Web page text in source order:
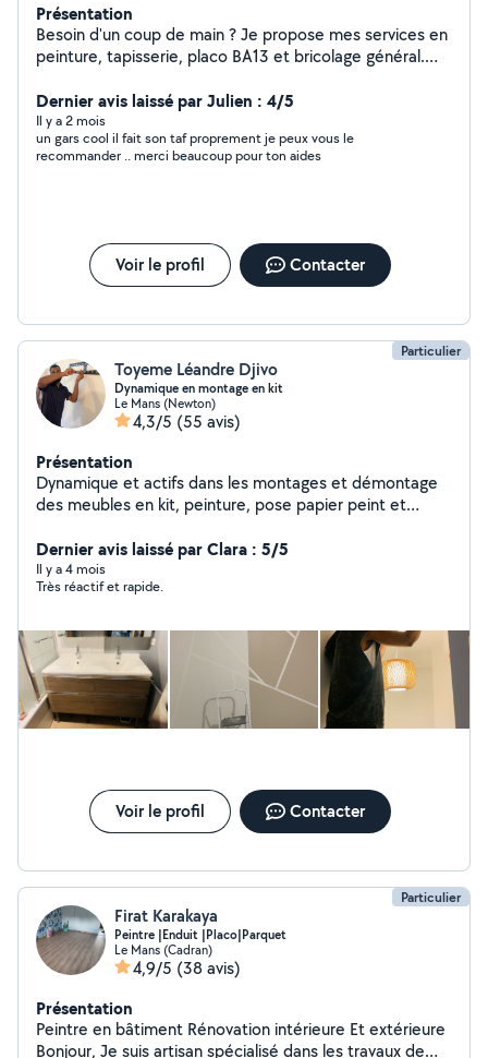
Présentation
Besoin d'un coup de main ? Je propose mes services en
peinture, tapisserie, placo BA13 et bricolage général.
Dernier avis laissé par Julien : 4/5
Il y a 2 mois
un gars cool il fait son taf proprement je peux vous le
recommander .. merci beaucoup pour ton aides
Voir le profil Contacter
Particulier
Toyeme Léandre Djivo
Dynamique en montage en kit
Le Mans (Newton)
4,3/5 (55 avis)
Présentation
Dynamique et actifs dans les montages et démontage
des meubles en kit, peinture, pose papier peint et
déménagement, nettoyage et chargement des objets
lourds.
Dernier avis laissé par Clara : 5/5
Il y a 4 mois
Très réactif et rapide.
Voir le profil Contacter
Particulier
Firat Karakaya
Peintre |Enduit |Placo|Parquet
Le Mans (Cadran)
4,9/5 (38 avis)
Présentation
Peintre en bâtiment Rénovation intérieure Et extérieure
Bonjour, Je suis artisan spécialisé dans les travaux de